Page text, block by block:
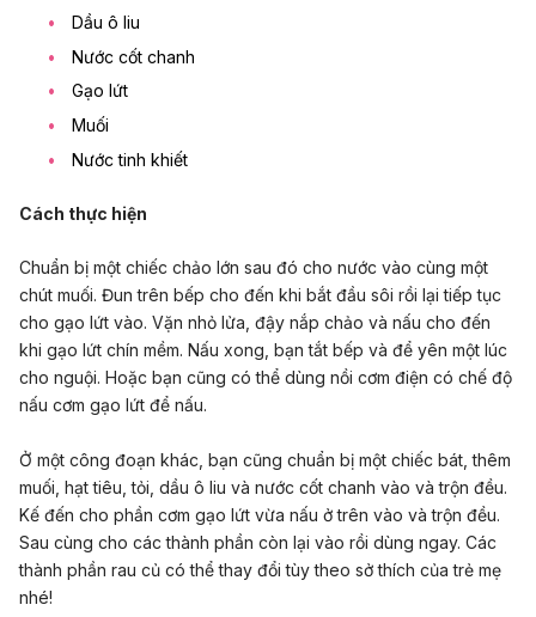
Dầu ô liu
Nước cốt chanh
Gạo lứt
Muối
Nước tinh khiết
Cách thực hiện
Chuẩn bị một chiếc chảo lớn sau đó cho nước vào cùng một
chút muối. Đun trên bếp cho đến khi bắt đầu sôi rồi lại tiếp tục
cho gạo lứt vào. Vặn nhỏ lửa, đậy nắp chảo và nấu cho đến
khi gạo lứt chín mềm. Nấu xong, bạn tắt bếp và để yên một lúc
cho nguội. Hoặc bạn cũng có thể dùng nồi cơm điện có chế độ
nấu cơm gạo lứt để nấu.
Ở một công đoạn khác, bạn cũng chuẩn bị một chiếc bát, thêm
muối, hạt tiêu, tỏi, dầu ô liu và nước cốt chanh vào và trộn đều.
Kế đến cho phần cơm gạo lứt vừa nấu ở trên vào và trộn đều.
Sau cùng cho các thành phần còn lại vào rồi dùng ngay. Các
thành phần rau củ có thể thay đổi tùy theo sở thích của trẻ mẹ
nhé!